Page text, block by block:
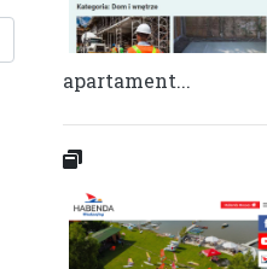
apartament...